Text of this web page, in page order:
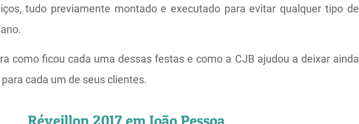
tudo previamente montado e executado para evitar qualquer tipo de
como ficou cada uma dessas festas e como a CJB ajudou a deixar ainda
cada um de seus clientes.